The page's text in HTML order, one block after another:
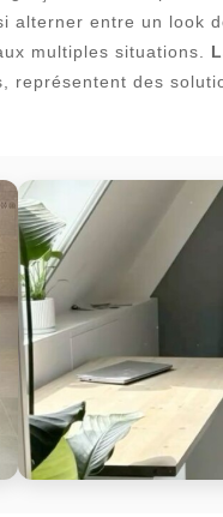
alterner entre un look
multiples situations.
des